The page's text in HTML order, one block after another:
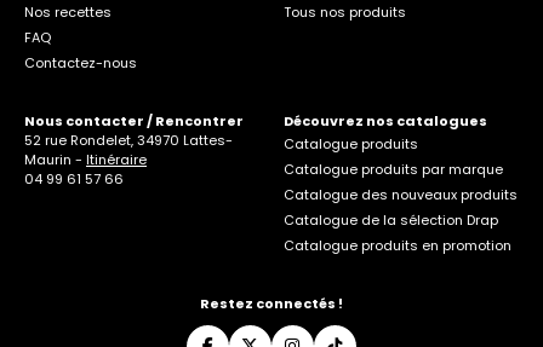
Nos recettes
FAQ
Contactez-nous
Tous nos produits
Nous contacter / Rencontrer
52 rue Rondelet, 34970 Lattes-
Maurin - Itinéraire
04 99 61 57 66
Découvrez nos catalogues
Catalogue produits
Catalogue produits par marque
Catalogue des nouveaux produits
Catalogue de la sélection Drap
Catalogue produits en promotion
Restez connectés !